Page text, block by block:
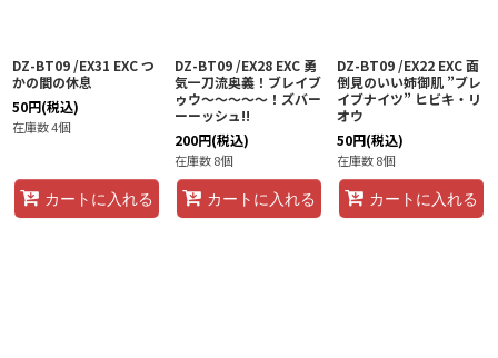
DZ-BT09 /EX31 EXC つ
かの間の休息
50円(税込)
在庫数 4個
カートに入れる
DZ-BT09 /EX28 EXC 勇
気一刀流奥義！ブレイブ
ゥウ〜〜〜〜〜！ズバー
ーーッシュ!!
200円(税込)
在庫数 8個
カートに入れる
DZ-BT09 /EX22 EXC 面
倒見のいい姉御肌 ”ブレ
イブナイツ” ヒビキ・リ
オウ
50円(税込)
在庫数 8個
カートに入れる